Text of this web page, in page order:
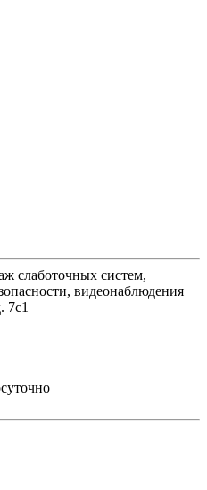
слаботочных систем,
видеонаблюдения
7с1